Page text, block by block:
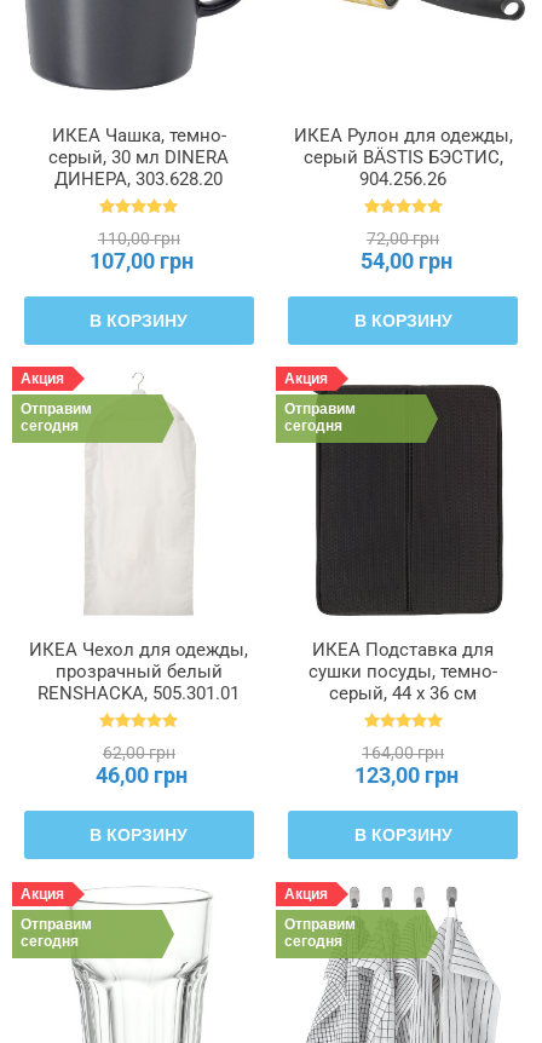
ИКЕА Чашка, темно-
серый, 30 мл DINERA
ДИНЕРА, 303.628.20
110,00 грн
107,00 грн
В КОРЗИНУ
ИКЕА Рулон для одежды,
серый BÄSTIS БЭСТИС,
904.256.26
72,00 грн
54,00 грн
В КОРЗИНУ
Акция
Отправим
сегодня
ИКЕА Чехол для одежды,
прозрачный белый
RENSHACKA, 505.301.01
62,00 грн
46,00 грн
В КОРЗИНУ
Акция
Отправим
сегодня
ИКЕА Подставка для
сушки посуды, темно-
серый, 44 x 36 см
NYSKÖLJD НЮХОЛИД,
164,00 грн
123,00 грн
В КОРЗИНУ
Акция
Отправим
сегодня
Акция
Отправим
сегодня